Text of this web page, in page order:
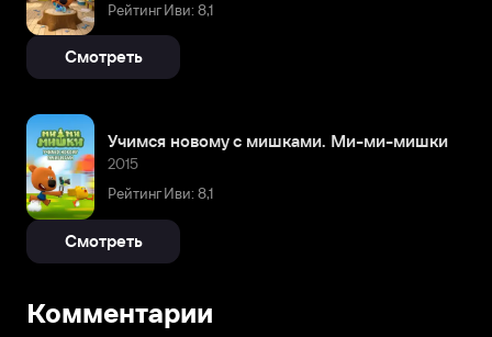
Рейтинг Иви: 8,1
Смотреть
Учимся новому с мишками. Ми-ми-мишки
2015
Рейтинг Иви: 8,1
Смотреть
Комментарии